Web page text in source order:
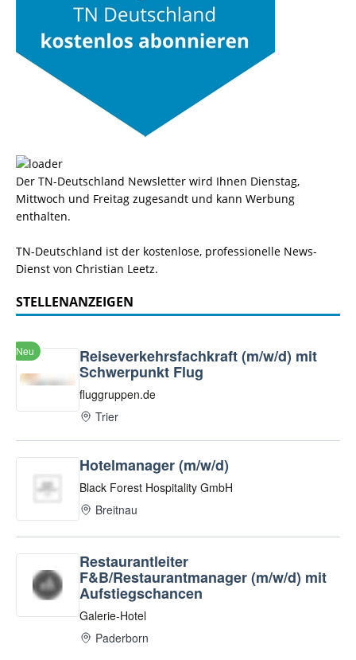
Der TN-Deutschland Newsletter wird Ihnen Dienstag,
Mittwoch und Freitag zugesandt und kann Werbung
enthalten.
TN-Deutschland ist der kostenlose, professionelle News-
Dienst von Christian Leetz.
STELLENANZEIGEN